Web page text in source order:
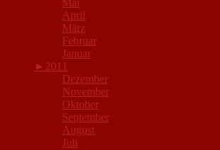
Mai
April
März
Februar
Januar
► 2011
Dezember
November
Oktober
September
August
Juli